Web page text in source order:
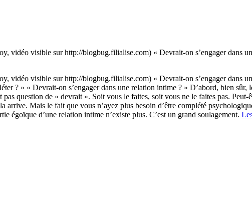
visible sur http://blogbug.filialise.com) « Devrait-on s’engager dans
visible sur http://blogbug.filialise.com) « Devrait-on s’engager dans
? » « Devrait-on s’engager dans une relation intime ? » D’abord, bien
question de « devrait ». Soit vous le faites, soit vous ne le faites pas.
arrive. Mais le fait que vous n’ayez plus besoin d’être complété
égoïque d’une relation intime n’existe plus. C’est un grand soulagement.